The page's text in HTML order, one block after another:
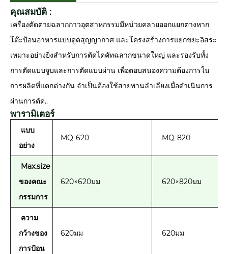
คุณสมบัติ :
เครื่องตัดตายฉลากกาวอุตสาหกรรมมีหน่วยคลายออกแยกต่างหาก
โต๊ะป้อนอาหารแบบดูดสุญญากาศ และโครงสร้างการแยกขยะอิสระ
เหมาะอย่างยิ่งสำหรับการตัดไดคัทฉลากขนาดใหญ่ และรองรับทั้ง
การตัดแบบจูบและการตัดแบบผ่าน เพื่อตอบสนองความต้องการใน
การผลิตที่แตกต่างกัน จำเป็นต้องใช้สายพานลำเลียงเมื่อดำเนินการ
ผ่านการตัด..
พารามิเตอร์
แบบ
อย่าง
MQ-620 MQ-820
Max.size
ของคณะ
กรรมการ
620×620มม 620×820มม
ความ
กว้างของ
การป้อน
620มม 620มม